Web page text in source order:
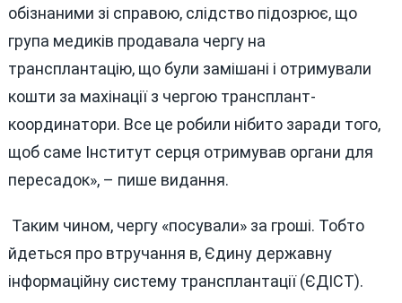
обізнаними зі справою, слідство підозрює, що
група медиків продавала чергу на
трансплантацію, що були замішані і отримували
кошти за махінації з чергою трансплант-
координатори. Все це робили нібито заради того,
щоб саме Інститут серця отримував органи для
пересадок», – пише видання.
Таким чином, чергу «посували» за гроші. Тобто
йдеться про втручання в, Єдину державну
інформаційну систему трансплантації (ЄДІСТ).